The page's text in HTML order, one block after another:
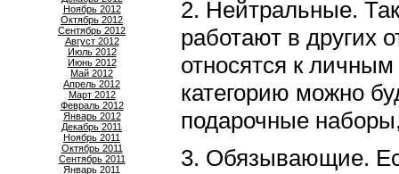
Ноябрь 2012
Октябрь 2012
Сентябрь 2012
Август 2012
Июль 2012
Июнь 2012
Май 2012
Апрель 2012
Март 2012
Февраль 2012
Январь 2012
Декабрь 2011
Ноябрь 2011
Октябрь 2011
Сентябрь 2011
Январь 2011
2. Нейтральные.
работают в других
относятся к
категорию можно
подарочные
3. Обязывающие.